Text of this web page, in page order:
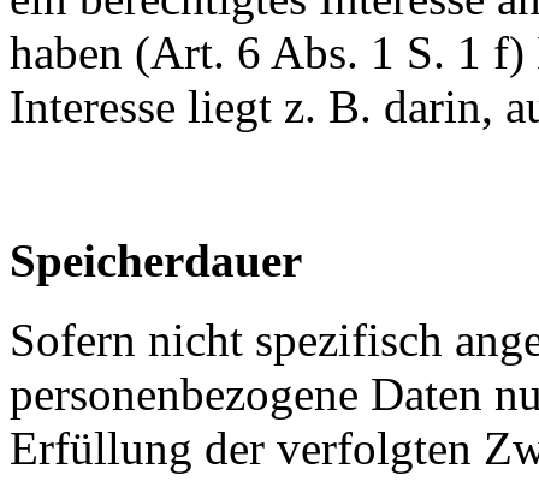
haben (Art. 6 Abs. 1 S. 1
Interesse liegt z. B. darin,
Speicherdauer
Sofern nicht spezifisch
personenbezogene Daten
Erfüllung der verfolgten